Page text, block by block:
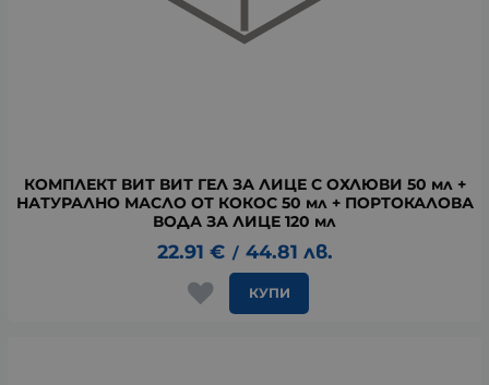
КОМПЛЕКТ ВИТ ВИТ ГЕЛ ЗА ЛИЦЕ С ОХЛЮВИ 50 мл +
НАТУРАЛНО МАСЛО ОТ КОКОС 50 мл + ПОРТОКАЛОВА
ВОДА ЗА ЛИЦЕ 120 мл
22.91 € / 44.81 лв.
КУПИ